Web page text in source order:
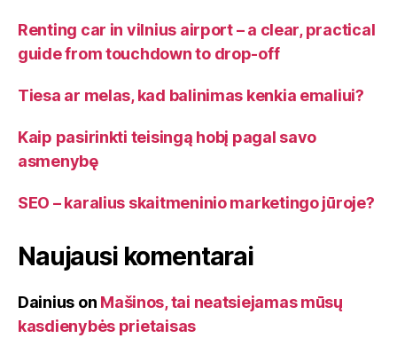
Renting car in vilnius airport – a clear, practical
guide from touchdown to drop-off
Tiesa ar melas, kad balinimas kenkia emaliui?
Kaip pasirinkti teisingą hobį pagal savo
asmenybę
SEO – karalius skaitmeninio marketingo jūroje?
Naujausi komentarai
Dainius on Mašinos, tai neatsiejamas mūsų
kasdienybės prietaisas